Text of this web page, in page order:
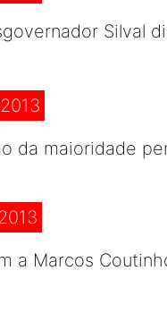
Silval
da maioridade
a Marcos